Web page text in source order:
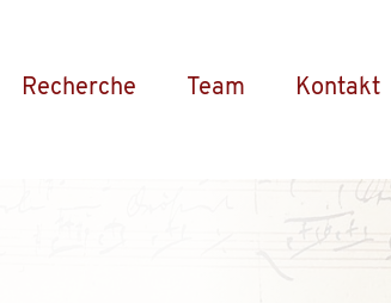
Recherche Team Kontakt